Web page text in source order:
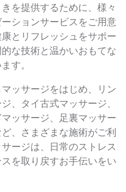
を提供するために、様々
ションサービスをご用意
とリフレッシュをサポー
な技術と温かいおもてな
す。
ッサージをはじめ、リン
、タイ古式マッサージ、
ッサージ、足裏マッサー
、さまざまな施術がご利
ージは、日常のストレス
を取り戻すお手伝いをい